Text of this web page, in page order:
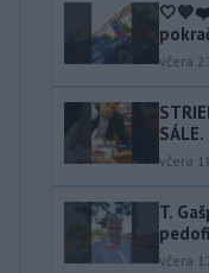
včera
SÁLE.
včera
T.
včera